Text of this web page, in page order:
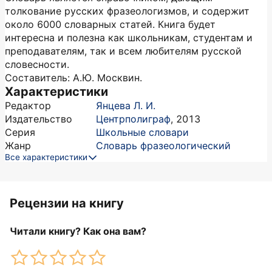
толкование русских фразеологизмов, и содержит
около 6000 словарных статей. Книга будет
интересна и полезна как школьникам, студентам и
преподавателям, так и всем любителям русской
словесности.
Составитель: А.Ю. Москвин.
Характеристики
Редактор
Янцева Л. И.
Издательство
Центрполиграф, 2013
Серия
Школьные словари
Жанр
Словарь фразеологический
Все характеристики
Рецензии на книгу
Читали книгу? Как она вам?